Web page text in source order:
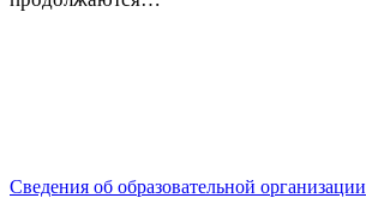
Сведения об образовательной организации